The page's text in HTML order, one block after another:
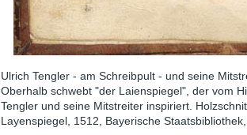
Ulrich Tengler - am Schreibpult - und seine
Oberhalb schwebt "der Laienspiegel", der vom
Tengler und seine Mitstreiter inspiriert.
Layenspiegel, 1512, Bayerische